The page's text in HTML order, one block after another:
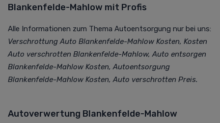
Blankenfelde-Mahlow mit Profis
Alle Informationen zum Thema Autoentsorgung nur bei uns:
Verschrottung Auto Blankenfelde-Mahlow Kosten, Kosten
Auto verschrotten Blankenfelde-Mahlow, Auto entsorgen
Blankenfelde-Mahlow Kosten, Autoentsorgung
Blankenfelde-Mahlow Kosten, Auto verschrotten Preis.
Autoverwertung Blankenfelde-Mahlow